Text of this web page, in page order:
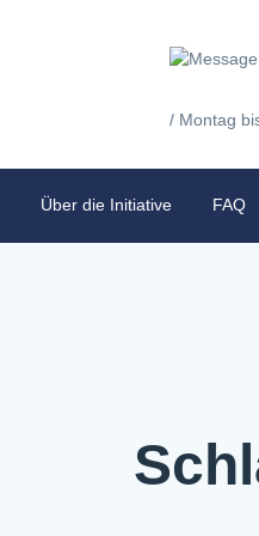
/ Montag
Über die Initiative FAQ